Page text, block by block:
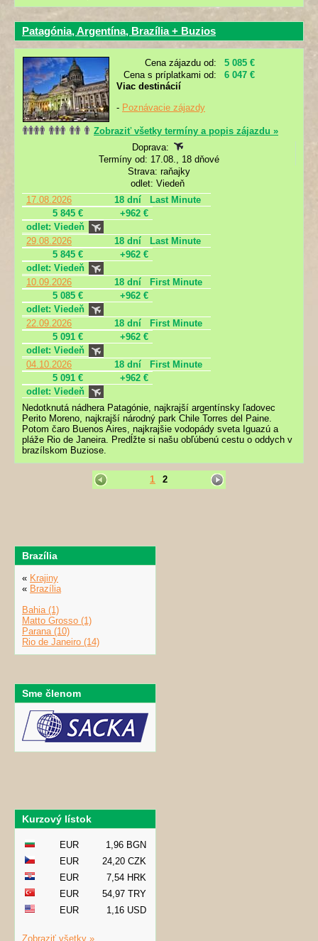
Patagónia, Argentína, Brazília + Buzios
Cena zájazdu od:
5 085 €
Cena s príplatkami od:
6 047 €
Viac destinácií
- Poznávacie zájazdy
Zobraziť všetky termíny a popis zájazdu »
Doprava:
Termíny od: 17.08., 18 dňové
Strava: raňajky
odlet: Viedeň
17.08.2026
18 dní
Last Minute
5 845 €
+962 €
odlet: Viedeň
29.08.2026
18 dní
Last Minute
5 845 €
+962 €
odlet: Viedeň
10.09.2026
18 dní
First Minute
5 085 €
+962 €
odlet: Viedeň
22.09.2026
18 dní
First Minute
5 091 €
+962 €
odlet: Viedeň
04.10.2026
18 dní
First Minute
5 091 €
+962 €
odlet: Viedeň
Nedotknutá nádhera Patagónie, najkrajší argentínsky ľadovec
Perito Moreno, najkrajší národný park Chile Torres del Paine.
Potom čaro Buenos Aires, najkrajšie vodopády sveta Iguazú a
pláže Rio de Janeira. Predĺžte si našu obľúbenú cestu o oddych v
brazílskom Buziose.
1 2
Brazília
« Krajiny
« Brazília
Bahia (1)
Matto Grosso (1)
Parana (10)
Rio de Janeiro (14)
Sme členom
Kurzový lístok
EUR
1,96 BGN
EUR
24,20 CZK
EUR
7,54 HRK
EUR
54,97 TRY
EUR
1,16 USD
Zobraziť všetky »